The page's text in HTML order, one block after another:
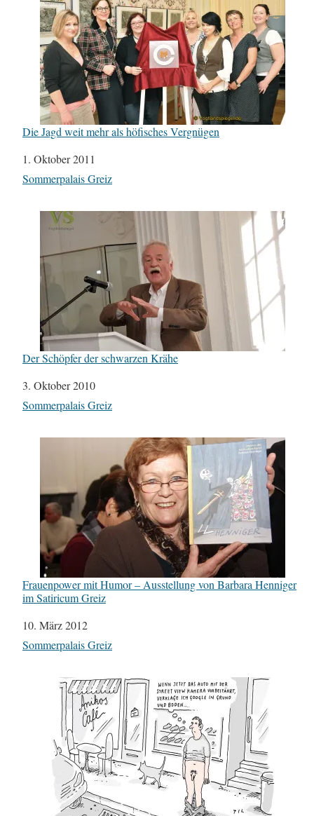
Die Jagd weit mehr als höfisches Vergnügen
Datum
1. Oktober 2011
In Bezug auf
Sommerpalais Greiz
Der Schöpfer der schwarzen Krähe
Datum
3. Oktober 2010
In Bezug auf
Sommerpalais Greiz
Frauenpower mit Humor – Ausstellung von Barbara Henniger
im Satiricum Greiz
Datum
10. März 2012
In Bezug auf
Sommerpalais Greiz